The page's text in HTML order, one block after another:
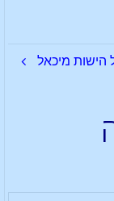
הישות מיכאל